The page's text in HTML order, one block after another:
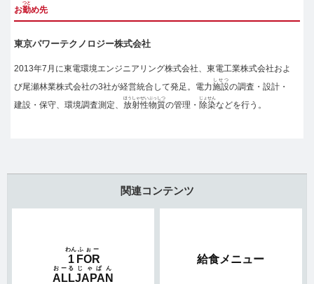
お勤
つと
め先
東京パワーテクノロジー株式会社
2013年7月に東電環境エンジニアリング株式会社、東電工業株式会社およ
び尾瀬林業株式会社の3社が経営統合して発足。電力施設
しせつ
の調査・設計・
建設・保守、環境調査測定、 放射性
ほうしゃせい
物質
ぶっしつ
の管理・ 除染
じょせん
などを行う。
関連コンテンツ
1
わん
FOR
ふぉー
ALL
おーる
JAPAN
じゃぱん
給食メニュー